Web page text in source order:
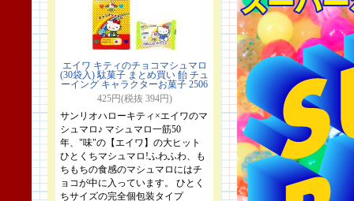
エイワ キティのチョコマシュマロ
(30袋入) 駄菓子 まとめ買い 飴 チュ
ーイング キャラクターお菓子 2506
425円(税抜 394円)
サンリオハローキティ×エイワのマ
シュマロ♪ マシュマロ一筋50
年、"味"の【エイワ】の大ヒット
ひとくちマシュマロ!ふわふわ、も
ちもちの食感のマシュマロにはチ
ョコが中に入っています。 ひとく
ちサイズの完全個包装タイプ